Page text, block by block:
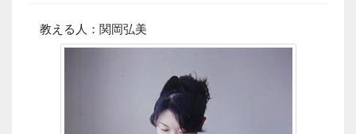
教える人：関岡弘美